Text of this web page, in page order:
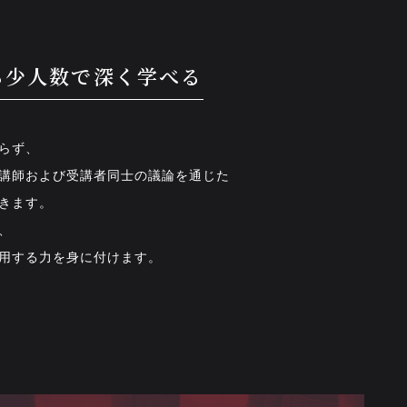
人数で深く学べる
ず、
師および受講者同士の議論を通じた
ます。
する力を身に付けます。